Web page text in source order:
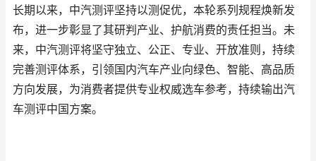
长期以来，中汽测评坚持以测促优，本轮系列规程焕新发
布，进一步彰显了其研判产业、护航消费的责任担当。未
来，中汽测评将坚守独立、公正、专业、开放准则，持续
完善测评体系，引领国内汽车产业向绿色、智能、高品质
方向发展，为消费者提供专业权威选车参考，持续输出汽
车测评中国方案。